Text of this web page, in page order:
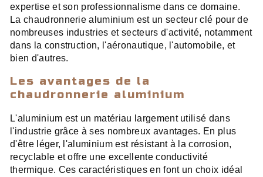
expertise et son professionnalisme dans ce domaine.
La chaudronnerie aluminium est un secteur clé pour de
nombreuses industries et secteurs d'activité, notamment
dans la construction, l'aéronautique, l'automobile, et
bien d'autres.
Les avantages de la
chaudronnerie aluminium
L'aluminium est un matériau largement utilisé dans
l'industrie grâce à ses nombreux avantages. En plus
d'être léger, l'aluminium est résistant à la corrosion,
recyclable et offre une excellente conductivité
thermique. Ces caractéristiques en font un choix idéal